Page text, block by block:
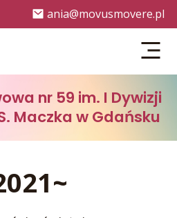
ania@movusmovere.pl
Menu
nr 59 im. I Dywizji
Maczka w Gdańsku